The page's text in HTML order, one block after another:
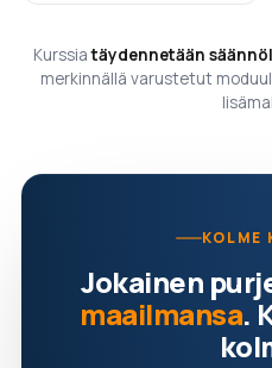
Kurssiatäydennetään
merkinnällä varustetut
KOLME
Jokainen
maailmansa.